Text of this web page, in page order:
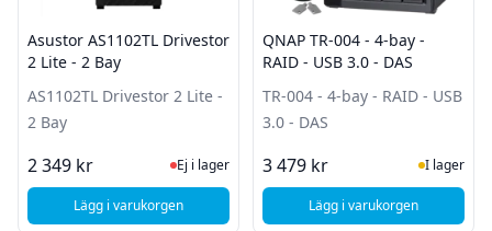
Asustor AS1102TL Drivestor
2 Lite - 2 Bay
AS1102TL Drivestor 2 Lite -
2 Bay
2 349 kr Ej i lager, besök produktsidan för
Ej i lager
Lägg i varukorgen, Asustor AS1102TL Drivestor 2 Lite - 2 Bay
QNAP TR-004 - 4-bay -
RAID - USB 3.0 - DAS
TR-004 - 4-bay - RAID - USB
3.0 - DAS
3 479 kr I Lager
I lager
Lägg i varukorgen, QNAP TR-004 - 4-